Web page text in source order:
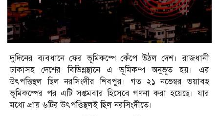
দুদিনের ব্যবধানে ফের ভূমিকম্পে কেঁপে উঠল দেশ। রাজধানী
ঢাকাসহ দেশের বিভিন্নস্থানে এ ভূমিকম্প অনুভূত হয়। এর
উৎপত্তিস্থল ছিল নরসিংদীর শিবপুর। গত ২১ নভেম্বর ভয়াবহ
ভূমিকম্পের পর এটি সপ্তমবার হিসেবে গণনা করা হয়েছে। যার
মধ্যে প্রায় ৬টির উৎপত্তিস্থলই ছিল নরসিংদীতে।